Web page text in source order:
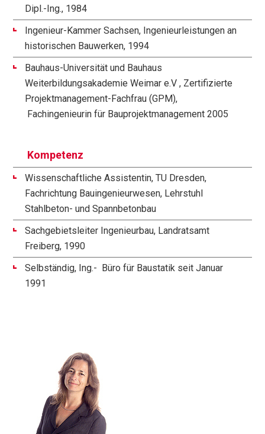
Dipl.-Ing., 1984
Ingenieur-Kammer Sachsen, Ingenieurleistungen an
historischen Bauwerken, 1994
Bauhaus-Universität und Bauhaus
Weiterbildungsakademie Weimar e.V , Zertifizierte
Projektmanagement-Fachfrau (GPM),
Fachingenieurin für Bauprojektmanagement 2005
Kompetenz
Wissenschaftliche Assistentin, TU Dresden,
Fachrichtung Bauingenieurwesen, Lehrstuhl
Stahlbeton- und Spannbetonbau
Sachgebietsleiter Ingenieurbau, Landratsamt
Freiberg, 1990
Selbständig, Ing.- Büro für Baustatik seit Januar
1991